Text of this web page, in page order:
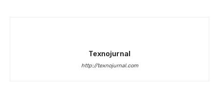
Texnojurnal
http://texnojurnal.com